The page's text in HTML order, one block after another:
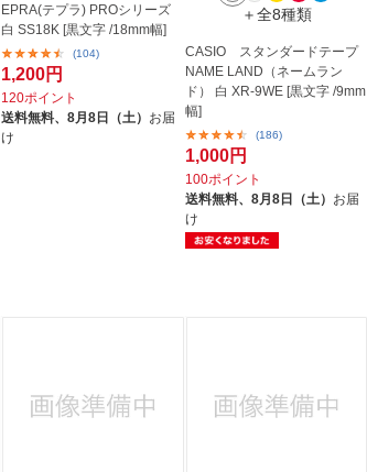
EPRA(テプラ) PROシリーズ
白 SS18K [黒文字 /18mm幅]
(104)
1,200円
120ポイント
送料無料、8月8日（土） お届
け
＋全8種類
CASIO スタンダードテープ
NAME LAND（ネームラン
ド） 白 XR-9WE [黒文字 /9mm
幅]
(186)
1,000円
100ポイント
送料無料、 8月8日（土） お届
け